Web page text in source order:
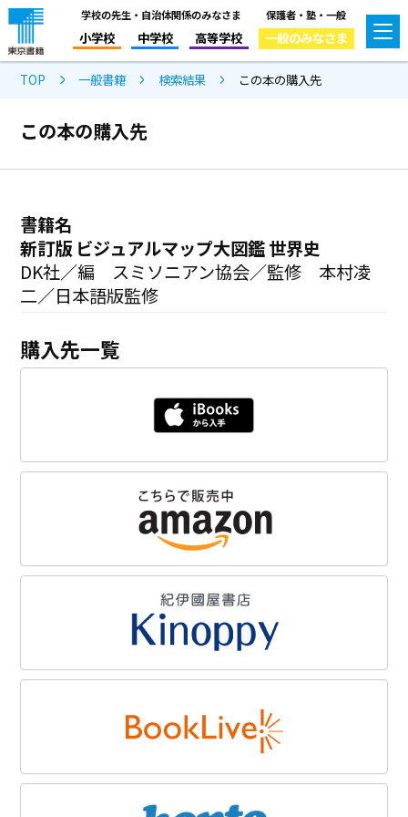
学校の先生・自治体関係のみなさま
小学校 中学校 高等学校
保護者・塾・一般
一般のみなさま
TOP 一般書籍 検索結果 この本の購入先
この本の購入先
書籍名
新訂版 ビジュアルマップ大図鑑 世界史
DK社／編 スミソニアン協会／監修 本村凌
二／日本語版監修
購入先一覧